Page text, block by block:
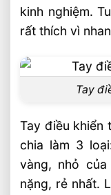
kinh nghiệm.
rất thích vì
Tay
Tay điều khiển
chia làm 3
vàng, nhỏ
nặng, rẻ nhất.